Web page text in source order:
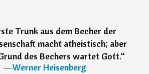
Trunk aus dem Becher der
macht atheistisch; aber
des Bechers wartet Gott.“
―Werner Heisenberg